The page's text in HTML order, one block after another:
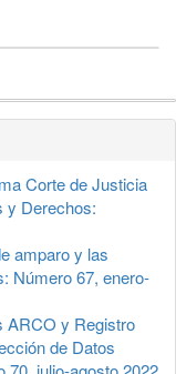
Corte de Justicia
y Derechos:
amparo y las
Número 67, enero-
ARCO y Registro
de Datos